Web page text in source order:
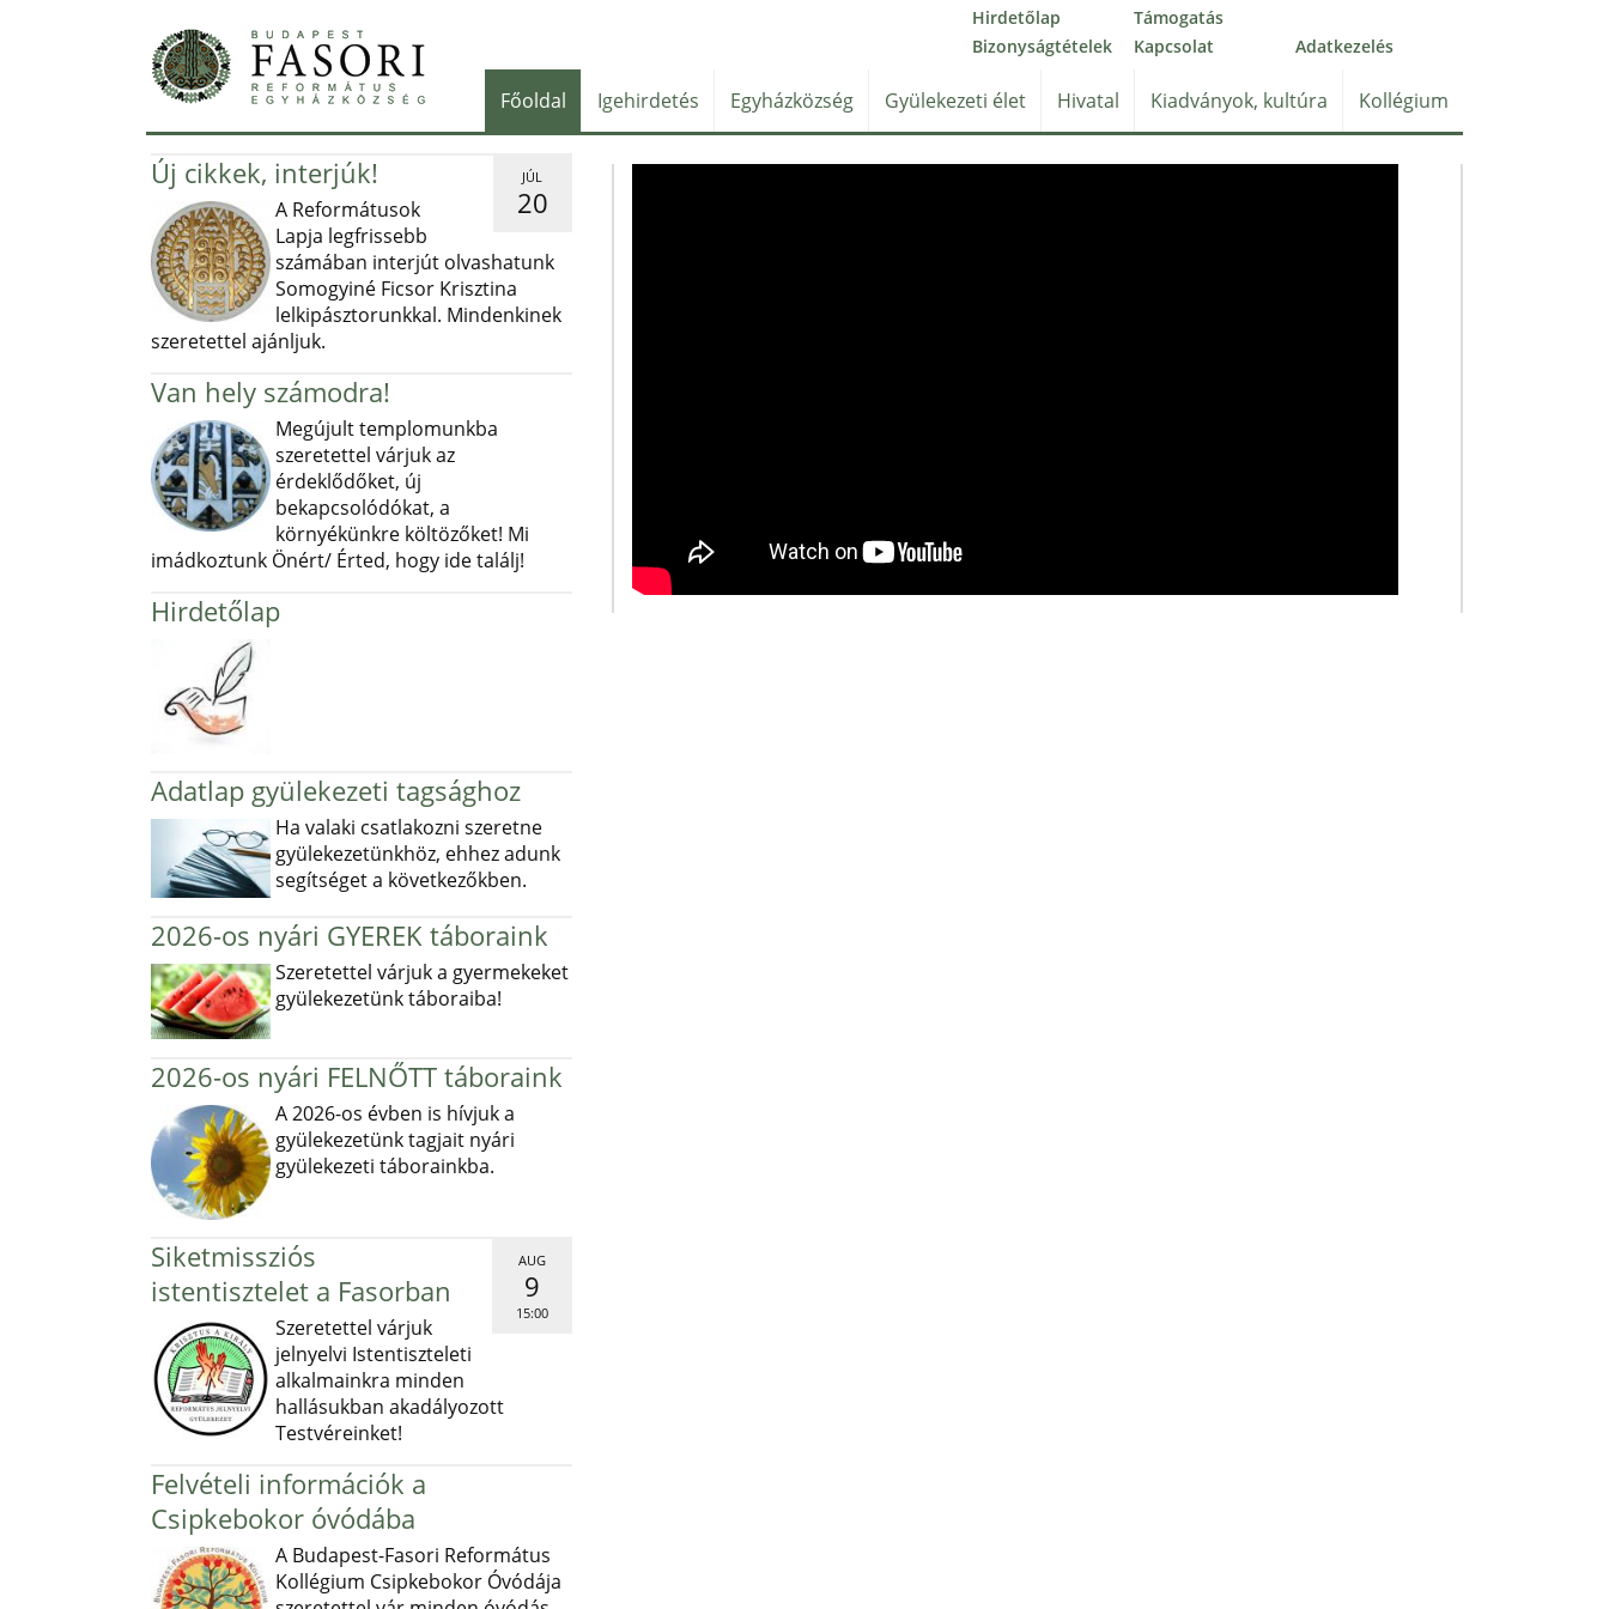
Hirdetőlap
Támogatás
Bizonyságtételek
Kapcsolat Adatkezelés
Főoldal Igehirdetés Egyházközség Gyülekezeti élet Hivatal Kiadványok, kultúra Kollégium
JÚL
20
Új cikkek, interjúk!
A Reformátusok
Lapja legfrissebb
számában interjút olvashatunk
Somogyiné Ficsor Krisztina
lelkipásztorunkkal. Mindenkinek
szeretettel ajánljuk.
Van hely számodra!
Megújult templomunkba
szeretettel várjuk az
érdeklődőket, új
bekapcsolódókat, a
környékünkre költözőket! Mi
imádkoztunk Önért/ Érted, hogy ide találj!
Hirdetőlap
Adatlap gyülekezeti tagsághoz
Ha valaki csatlakozni szeretne
gyülekezetünkhöz, ehhez adunk
segítséget a következőkben.
2026-os nyári GYEREK táboraink
Szeretettel várjuk a gyermekeket
gyülekezetünk táboraiba!
2026-os nyári FELNŐTT táboraink
A 2026-os évben is hívjuk a
gyülekezetünk tagjait nyári
gyülekezeti táborainkba.
AUG
9
15:00
Siketmissziós
istentisztelet a Fasorban
Szeretettel várjuk
jelnyelvi Istentiszteleti
alkalmainkra minden
hallásukban akadályozott
Testvéreinket!
Felvételi információk a
Csipkebokor óvódába
A Budapest-Fasori Református
Kollégium Csipkebokor Óvódája